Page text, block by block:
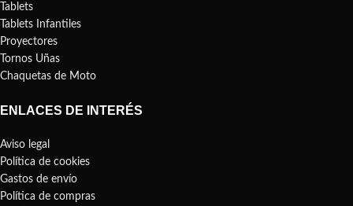
Tablets
Tablets Infantiles
Proyectores
Tornos Uñas
Chaquetas de Moto
ENLACES DE INTERÉS
Aviso legal
Política de cookies
Gastos de envío
Política de compras